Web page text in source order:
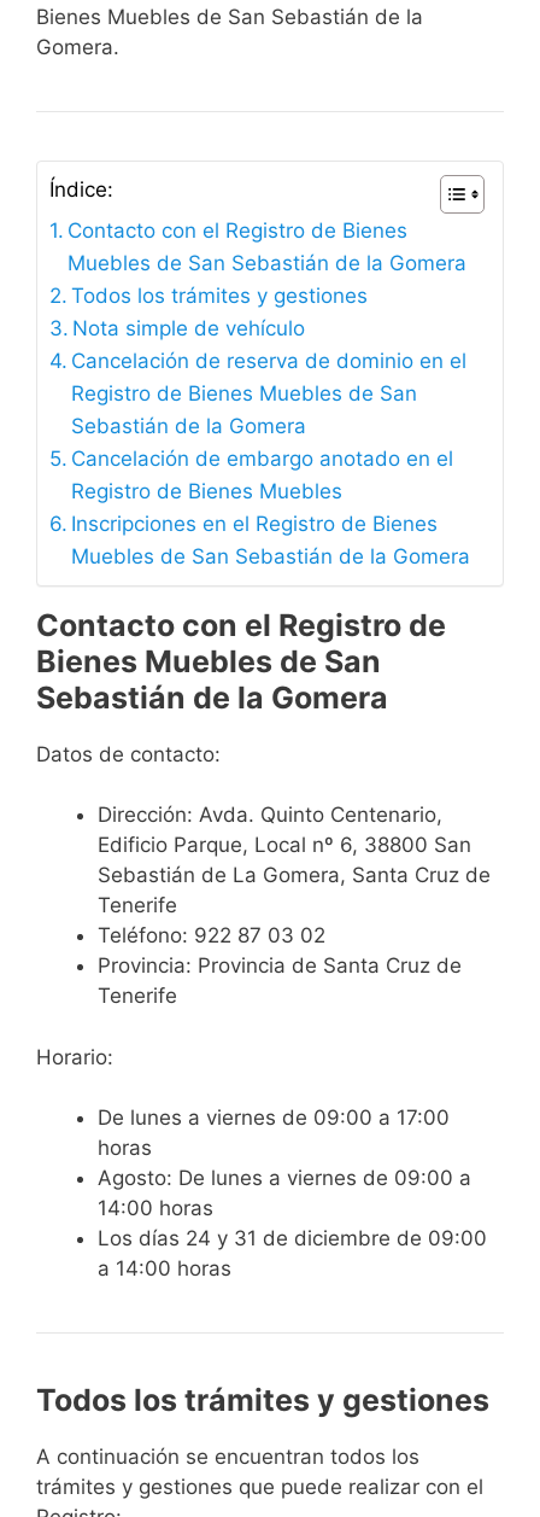
Bienes Muebles de San Sebastián de la
Gomera.
Índice:
Contacto con el Registro de Bienes
Muebles de San Sebastián de la Gomera
Todos los trámites y gestiones
Nota simple de vehículo
Cancelación de reserva de dominio en el
Registro de Bienes Muebles de San
Sebastián de la Gomera
Cancelación de embargo anotado en el
Registro de Bienes Muebles
Inscripciones en el Registro de Bienes
Muebles de San Sebastián de la Gomera
Contacto con el Registro de
Bienes Muebles de San
Sebastián de la Gomera
Datos de contacto:
Dirección: Avda. Quinto Centenario,
Edificio Parque, Local nº 6, 38800 San
Sebastián de La Gomera, Santa Cruz de
Tenerife
Teléfono: 922 87 03 02
Provincia: Provincia de Santa Cruz de
Tenerife
Horario:
De lunes a viernes de 09:00 a 17:00
horas
Agosto: De lunes a viernes de 09:00 a
14:00 horas
Los días 24 y 31 de diciembre de 09:00
a 14:00 horas
Todos los trámites y gestiones
A continuación se encuentran todos los
trámites y gestiones que puede realizar con el